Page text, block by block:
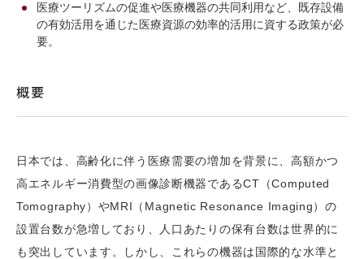
医療ツーリズムの促進や医療機器の共同利用など、既存設備
の有効活用を通じた医療資源の効率的活用に資する政策が必
要。
概要
日本では、高齢化に伴う医療需要の増加を背景に、高額かつ
高エネルギー消費型の画像診断機器であるCT（Computed
Tomography）やMRI（Magnetic Resonance Imaging）の
設置台数が急増しており、人口あたりの保有台数は世界的に
も突出しています。しかし、これらの機器は国際的な水準と